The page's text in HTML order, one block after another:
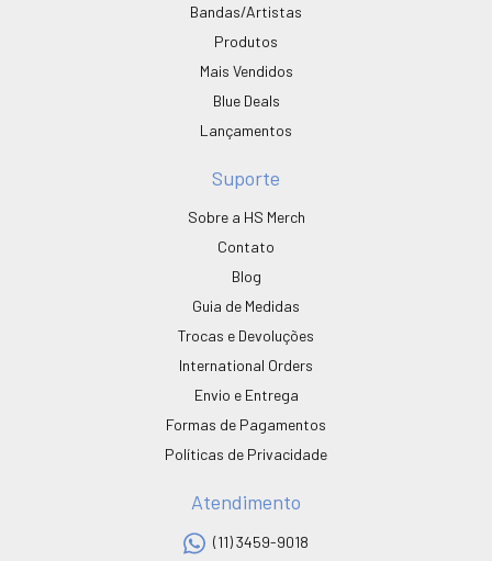
Bandas/Artistas
Produtos
Mais Vendidos
Blue Deals
Lançamentos
Suporte
Sobre a HS Merch
Contato
Blog
Guia de Medidas
Trocas e Devoluções
International Orders
Envio e Entrega
Formas de Pagamentos
Políticas de Privacidade
Atendimento
(11) 3459-9018